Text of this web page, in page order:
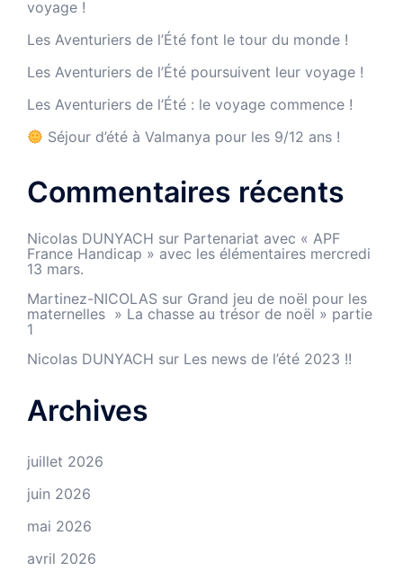
voyage !
Les Aventuriers de l’Été font le tour du monde !
Les Aventuriers de l’Été poursuivent leur voyage !
Les Aventuriers de l’Été : le voyage commence !
Séjour d’été à Valmanya pour les 9/12 ans !
Commentaires récents
Nicolas DUNYACH sur Partenariat avec « APF
France Handicap » avec les élémentaires mercredi
13 mars.
Martinez-NICOLAS sur Grand jeu de noël pour les
maternelles » La chasse au trésor de noël » partie
1
Nicolas DUNYACH sur Les news de l’été 2023 !!
Archives
juillet 2026
juin 2026
mai 2026
avril 2026